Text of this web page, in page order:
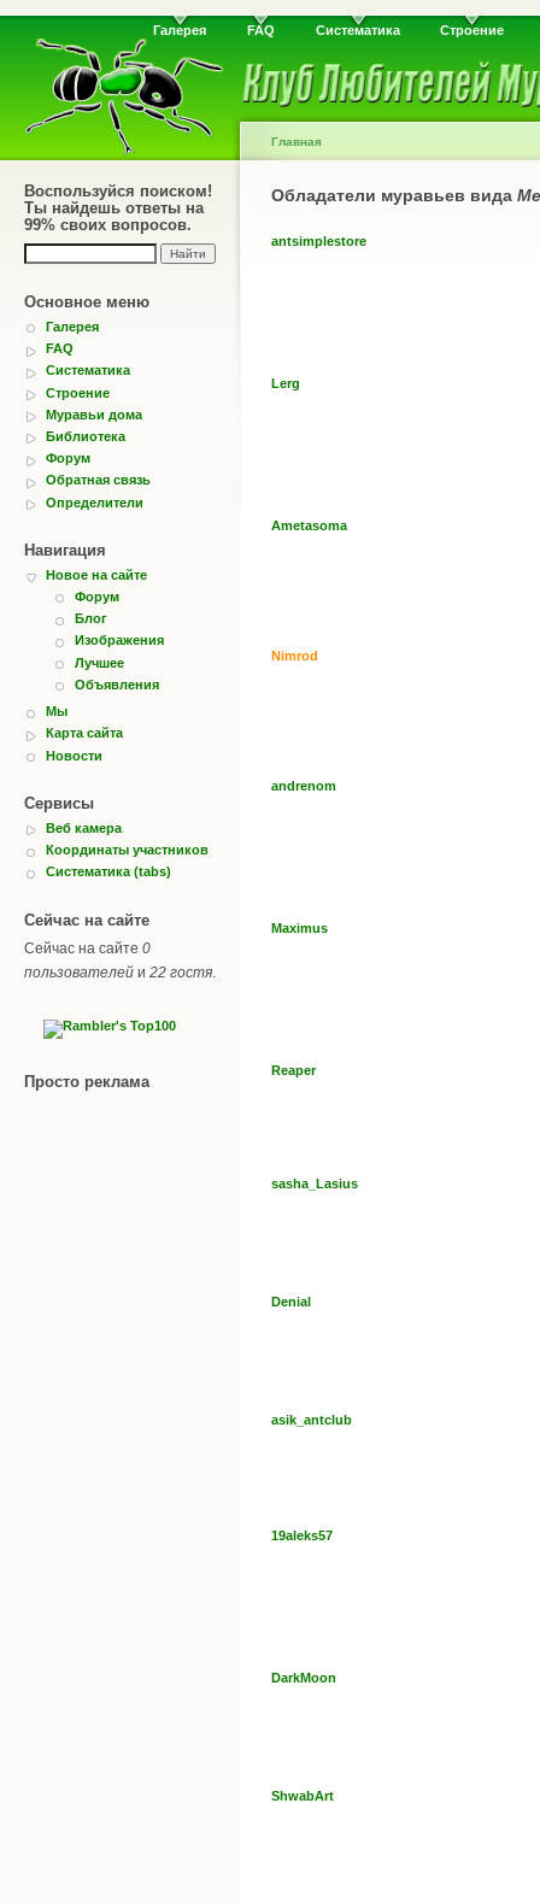
Галерея FAQ Систематика Строение
Воспользуйся поиском!
Ты найдешь ответы на
99% своих вопросов.
Основное меню
Галерея
FAQ
Систематика
Строение
Муравьи дома
Библиотека
Форум
Обратная связь
Определители
Навигация
Новое на сайте
Форум
Блог
Изображения
Лучшее
Объявления
Мы
Карта сайта
Новости
Сервисы
Веб камера
Координаты участников
Систематика (tabs)
Сейчас на сайте
Сейчас на сайте 0
пользователей и 22 гостя
Просто реклама
Главная
Обладатели муравьев вида
antsimplestore
Lerg
Ametasoma
Nimrod
andrenom
Maximus
Reaper
sasha_Lasius
Denial
asik_antclub
19aleks57
DarkMoon
ShwabArt